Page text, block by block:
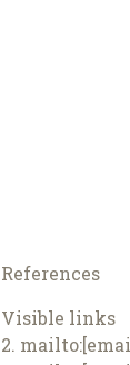
References
Visible links
2.